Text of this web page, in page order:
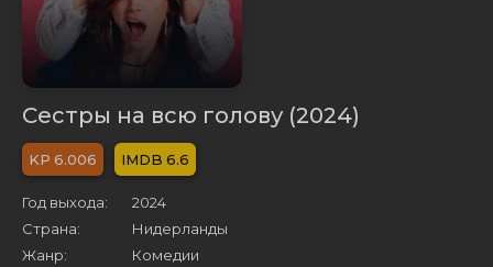
Сестры на всю голову (2024)
6.006 6.6
Год выхода:
2024
Страна:
Нидерланды
Жанр:
Комедии